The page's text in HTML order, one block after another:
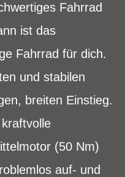
Fahrrad
ist das
Fahrrad für dich.
und stabilen
breiten Einstieg.
(50 Nm)
auf- und